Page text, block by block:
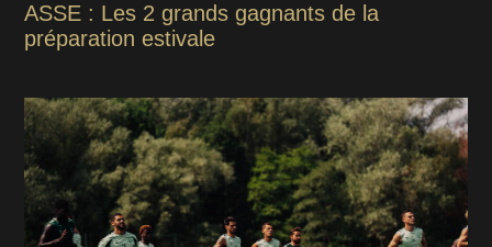
ASSE : Les 2 grands gagnants de la
préparation estivale